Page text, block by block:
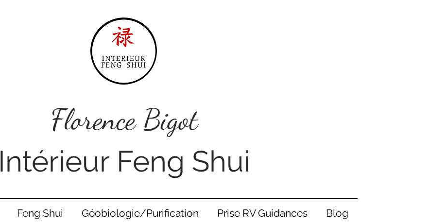
Florence Bigot
Intérieur Feng Shui
Feng Shui Géobiologie/Purification Prise RV Guidances Blog